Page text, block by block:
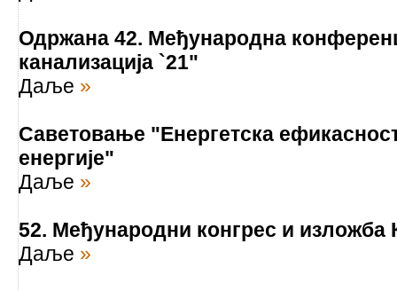
Одржана 42. Међународна
канализација `21"
Даље »
Саветовање "Енергетска
енергије"
Даље »
52. Међународни конгрес и изложба
Даље »